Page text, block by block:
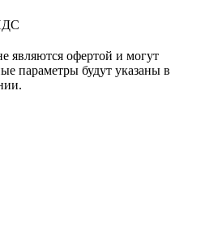
являются офертой и могут
параметры будут указаны в